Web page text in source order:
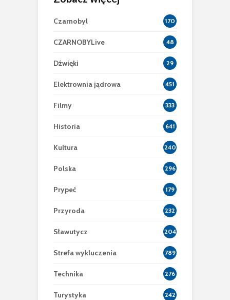
Czarnobyl 170
CZARNOBYLive 48
Dźwięki 29
Elektrownia jądrowa 451
Filmy 333
Historia 641
Kultura 240
Polska 296
Prypeć 179
Przyroda 232
Sławutycz 204
Strefa wykluczenia 789
Technika 276
Turystyka 242